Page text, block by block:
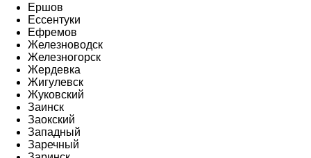
Ершов
Ессентуки
Ефремов
Железноводск
Железногорск
Жердевка
Жигулевск
Жуковский
Заинск
Заокский
Западный
Заречный